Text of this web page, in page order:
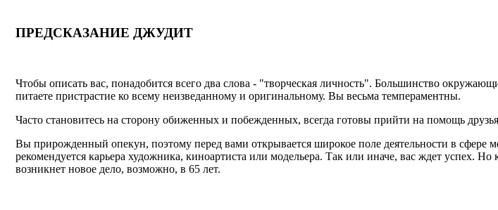
ПРЕДСКАЗАНИЕ ДЖУДИТ
Чтобы описать вас, понадобится всего два слова - "творческая личность". Большинство
питаете пристрастие ко всему неизведанному и оригинальному. Вы весьма темпераментны.
Часто становитесь на сторону обиженных и побежденных, всегда готовы прийти на помощь
Вы прирожденный опекун, поэтому перед вами открывается широкое поле деятельности в сфере
рекомендуется карьера художника, киноартиста или модельера. Так или иначе, вас ждет успех.
возникнет новое дело, возможно, в 65 лет.